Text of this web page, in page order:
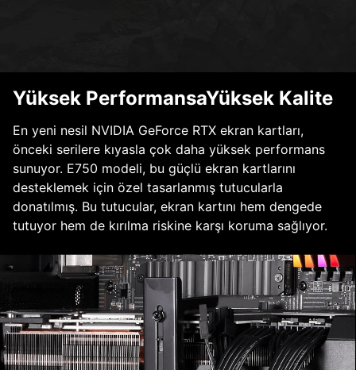
Yüksek PerformansaYüksek Kalite
En yeni nesil NVIDIA GeForce RTX ekran kartları,
önceki serilere kıyasla çok daha yüksek performans
sunuyor. E750 modeli, bu güçlü ekran kartlarını
desteklemek için özel tasarlanmış tutucularla
donatılmış. Bu tutucular, ekran kartını hem dengede
tutuyor hem de kırılma riskine karşı koruma sağlıyor.